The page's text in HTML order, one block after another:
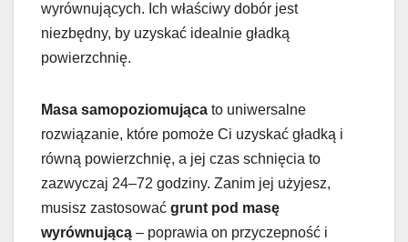
wyrównujących. Ich właściwy dobór jest
niezbędny, by uzyskać idealnie gładką
powierzchnię.
Masa samopoziomująca to uniwersalne
rozwiązanie, które pomoże Ci uzyskać gładką i
równą powierzchnię, a jej czas schnięcia to
zazwyczaj 24–72 godziny. Zanim jej użyjesz,
musisz zastosować grunt pod masę
wyrównującą – poprawia on przyczepność i